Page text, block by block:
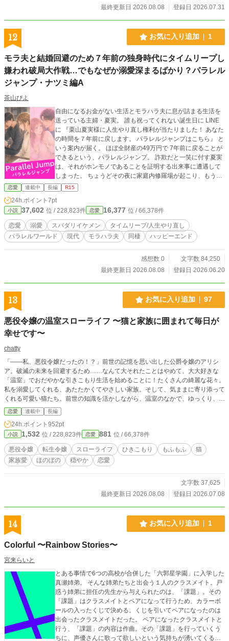
最終更新日 2026.08.08
登録日 2026.07.31
12 お気に入り追加 1
モラ夫と結婚回避のため７年前の独身時代にタイムリープし
嫌われ破局大作戦…でもなぜか溺愛深まるばかり？パラレル
ジャンプ・ナツミ編A
茶山ぴよ
自由になるお金がない生活とモラハラ夫に息が詰まる生活を
送っている主婦・夏実。 誰も祝ってくれない誕生日に LINE
に 『栗山夏実様に人生やり直し権利が当たりました！ あなた
の時間を７年前に戻します。 パラレルジャンプはこちら』 と
いう案内が届く。 ほぼ全財産の49万円で 7年前に戻ることが
できるという、パラレルジャンプ。 詐欺だと一笑に付す夏実
は、それがホンモノであることを証明する出来事に遭遇して
しまった。 ちょうどその夜に家庭内修羅場が起こり、もう無
理……と７年前へジャンプする。 そこには夏実の誕生日を祝
うまだ若くモラ夫化していない彼氏・亮がいた。 まだ結婚し
てない。私は自由。 結婚を回避するために「嫌われ破局大作
戦」を展開しようとするが、嫌われようとするほどなぜか溺
愛されて……。 ・モラハラ描写苦手な人は、すっとばして５
話から読んでいただけますと、溺愛スパダリモードです。 ・
アルファポリス版はnote版より間接的な性描写少しだけ入れ
は★をつけています。 ・＜先が気になる方＞noteで先行連載
中です「パラレルジャンプ ナツミ note 」でご検索ください P
はYMD（年・月・日）前に戻ることができます。 お支払いは
は「こちら」から。 ~・~・~・~・~・~ ※注意事項※ あなた
恋愛 連載中 長編 R15
24h.ポイント 7pt
小説 37,602 位 / 228,823件 恋愛 16,377 位 / 66,378件
恋愛 溺愛 スパダリイケメン
タイムリープ/人生やり直し
パラレルワールド
現代 モラハラ夫 同棲 ハッピーエンド
感想数 0
文字数 84,250
最終更新日 2026.08.08
登録日 2026.06.20
13 お気に入り追加 97
悪役令嬢の温室スローライフ 〜猫と家族に囲まれて毎日が
幸せです〜
chatty
「――私、悪役令嬢だったの！？」前世の記憶を思い出した公爵令嬢のアリシ
ア。破滅の未来を回避するため……なんて大それたことはやめて、大大好きな
「温室」でおだやかな引きこもり生活を始めることに！たくさんの綺麗な花々。
私を溺愛してくれる、あたたかくてやさしい家族。そして、気ままに寄り添って
くれる可愛い猫たち。前世の知識を活かしながら、温室のなかで、ゆっくり、ゆ
っくりと毎日の幸せを育てていく。咲きかけの蕾みたいに、恋がふわっと芽生え
たり。ちょっと嬉しくなるような、小さな奇跡が待っていたり。読めば、あなた
の“今日が少し好きになる”。迷い込んだ令嬢が贈る、お花ともふもふに満ちた、
やさしい転生スローライフファンタジー。 異世界食堂で国が変わる ― 悪役令嬢
に転生した元家事代行が“料理”で王国改革する話のリメイク版ですが前作を知ら
なくてもお読み頂けます！
恋愛 連載中 長編
24h.ポイント 952pt
小説 1,532 位 / 228,823件 恋愛 881 位 / 66,378件
悪役令嬢 転生令嬢 スローライフ ひきこもり もふもふ
猫
家族愛
ほのぼの 穏やか 恋愛
文字数 37,625
最終更新日 2026.08.08
登録日 2026.07.08
14 お気に入り追加 1
Colorful 〜Rainbow Stories〜
宮来らいと
とある事情で6つの高校が合併した「六郭星学園」に入学した
真瀬姉弟。 そんな姉弟たちと出会う１人のクラスメイト。戸
惑う姉弟に担任の先生から与えられたのは、「課題」。その
「課題」はクラスメイトとペアになって行うため、カラーボ
ールの入ったくじで決める。くじを引いてペアになったのは
出会ったクラスメイトだった。 ペアになったクラスメイトと
行う、「課題」の内容は作曲。その「課題」を行っていくう
ちに、声優さんに歌って欲しいという気持ちが湧いてくる。